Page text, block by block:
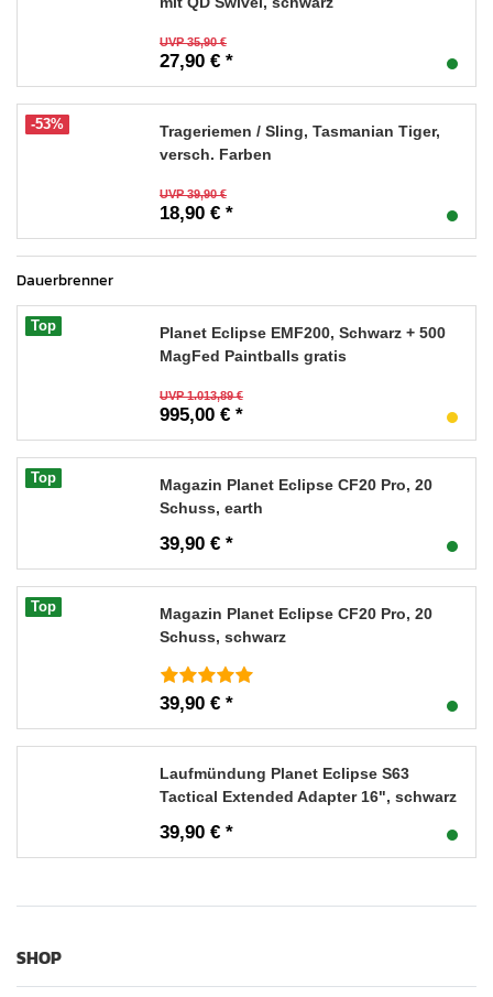
UVP 35,90 €
27,90 € *
-53%
Trageriemen / Sling, Tasmanian Tiger,
versch. Farben
UVP 39,90 €
18,90 € *
Dauerbrenner
Top
Planet Eclipse EMF200, Schwarz + 500
MagFed Paintballs gratis
UVP 1.013,89 €
995,00 € *
Top
Magazin Planet Eclipse CF20 Pro, 20
Schuss, earth
39,90 € *
Top
Magazin Planet Eclipse CF20 Pro, 20
Schuss, schwarz
39,90 € *
Laufmündung Planet Eclipse S63
Tactical Extended Adapter 16", schwarz
39,90 € *
SHOP